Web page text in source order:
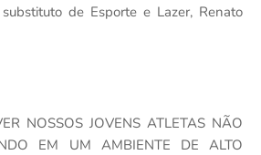
de Esporte e Lazer, Renato
NOSSOS JOVENS ATLETAS NÃO
EM UM AMBIENTE DE ALTO